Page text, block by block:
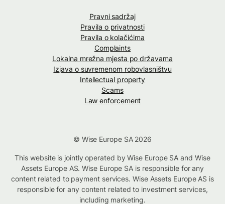
Pravni sadržaj
Pravila o privatnosti
Pravila o kolačićima
Complaints
Lokalna mrežna mjesta po državama
Izjava o suvremenom robovlasništvu
Intellectual property
Scams
Law enforcement
© Wise Europe SA 2026
This website is jointly operated by Wise Europe SA and Wise
Assets Europe AS. Wise Europe SA is responsible for any
content related to payment services. Wise Assets Europe AS is
responsible for any content related to investment services,
including marketing.